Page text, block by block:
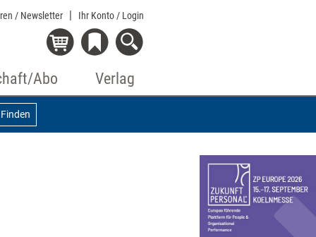
/ Newsletter Ihr Konto / Login
Abo Verlag
Finden